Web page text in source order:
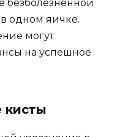
безболезненной
одном яичке.
могут
на успешное
кисты